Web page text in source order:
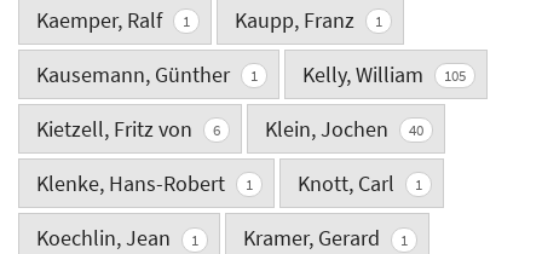
Kaemper, Ralf 1 Kaupp, Franz 1
Kausemann, Günther 1 Kelly, William 105
Kietzell, Fritz von 6 Klein, Jochen 40
Klenke, Hans-Robert 1 Knott, Carl 1
Koechlin, Jean 1 Kramer, Gerard 1